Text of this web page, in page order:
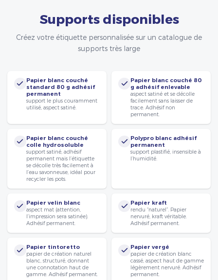
Supports disponibles
Créez votre étiquette personnalisée sur un catalogue de
supports très large
Papier blanc couché
standard 80 g adhésif
permanent
support le plus couramment
utilisé, aspect satiné.
Papier blanc couché 80
g adhésif enlevable
aspect satiné et se décolle
facilement sans laisser de
trace. Adhésif non
permanent.
Papier blanc couché
colle hydrosoluble
support satiné, adhésif
permanent mais l’étiquette
se décolle très facilement à
l’eau savonneuse, idéal pour
recycler les pots.
Polypro blanc adhésif
permanent
support plastifié, insensible à
l’humidité.
Papier velin blanc
aspect mat (attention,
l’impression sera satinée).
Adhésif permanent.
Papier kraft
rendu “naturel”. Papier
nervuré, kraft véritable.
Adhésif permanent.
Papier tintoretto
papier de création naturel
blanc, structuré, donnant
une connotation haut de
gamme. Adhésif permanent.
Papier vergé
papier de création blanc
cassé, aspect haut de gamme
légèrement nervuré. Adhésif
permanent.